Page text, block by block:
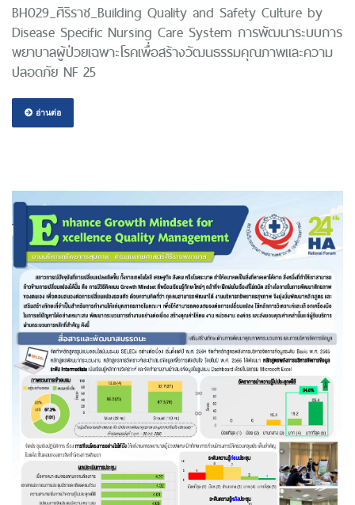
BH029_ศิริราช_Building Quality and Safety Culture by
Disease Specific Nursing Care System การพัฒนาระบบการ
พยาบาลผู้ป่วยเฉพาะโรคเพื่อสร้างวัฒนธรรมคุณภาพและความ
ปลอดภัย NF 25
อ่านต่อ